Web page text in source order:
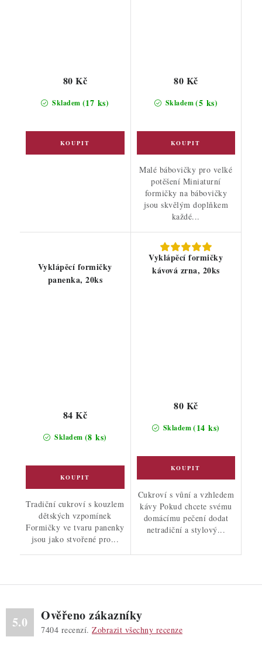
Skladem (17 ks)
80 Kč
Skladem(5 ks)
80 Kč
Malé bábovičky pro velké
potěšení Miniaturní
formičky na bábovičky
jsou skvělým doplňkem
každé...
Vyklápěcí formičky
panenka, 20ks
Skladem (8 ks)
84 Kč
Tradiční cukroví s kouzlem
dětských vzpomínek
Formičky ve tvaru panenky
jsou jako stvořené pro...
Vyklápěcí formičky
kávová zrna, 20ks
Skladem(14 ks)
80 Kč
Cukroví s vůní a vzhledem
kávy Pokud chcete svému
domácímu pečení dodat
netradiční a stylový...
5.0 Ověřeno zákazníky
7404 recenzí. Zobrazit všechny recenze